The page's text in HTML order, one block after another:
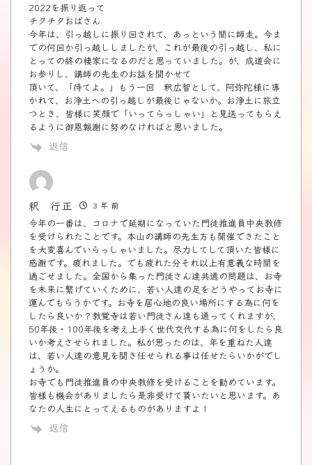
2022を振り返って
チクチクおばさん
今年は、引っ越しに振り回されて、あっという間に師走。今ま
での何回か引っ越ししましたが、これが最後の引っ越し、私に
とっての終の棲家になるのだと思っていました。が、成道会に
お参りし、講師の先生のお話を聞かせて
頂いて、「待てよ。」もう一回 釈広智として、阿弥陀様に導
かれて、お浄土への引っ越しが最後じゃないか。お浄土に旅立
つとき、皆様に笑顔で「いってらっしゃい」と見送ってもらえ
るように御恩報謝に努めなければと思いました。
返信
釈 行正 3 年 前
今年の一番は、コロナで延期になっていた門徒推進員中央教修
を受けられたことです。本山の講師の先生方も開催できたこと
を大変喜んでいらっしゃいました。尽力してして頂いた皆様に
感謝です。疲れました。でも疲れた分それ以上有意義な時間を
過ごせました。全国から集った門徒さん達共通の問題は、お寺
を未来に繋げていくために、若い人達の足をどうやってお寺に
運んでもらうかです。お寺を居心地の良い場所にする為に何を
したら良いか？教覚寺は若い門徒さん達も通ってくれますが、
50年後・100年後を考え上手く世代交代する為に何をしたら良
いか考えさせられました。私が思ったのは、年を重ねた人達
は、若い人達の意見を聞き任せられる事は任せたらいかがでし
ょうか。
お寺でも門徒推進員の中央教修を受けることを勧めています。
皆様も機会がありましたら是非受けて貰いたいと思います。あ
なたの人生にとってえるものがありますよ！
返信